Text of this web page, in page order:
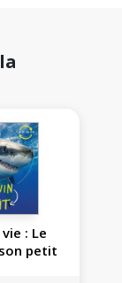
: Le
petit